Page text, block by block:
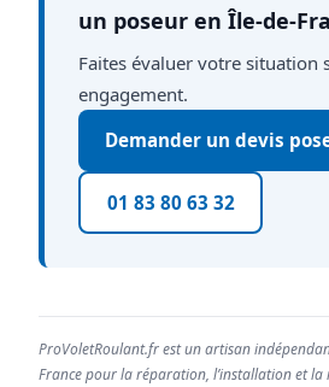
un poseur en Île-de-
Faites évaluer votre situation
engagement.
Demander un devis
01 83 80 63 32
ProVoletRoulant.fr est un artisan
France pour la réparation, l’installation et